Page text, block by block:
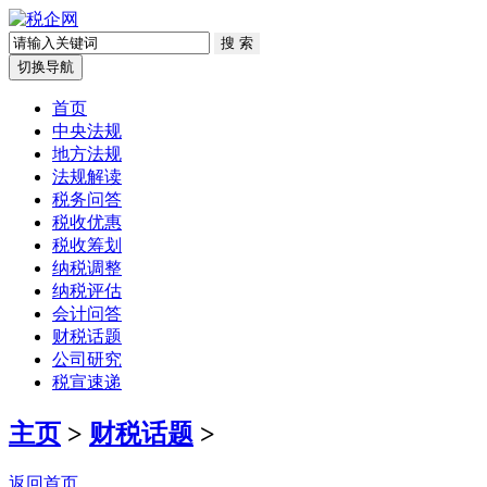
切换导航
首页
中央法规
地方法规
法规解读
税务问答
税收优惠
税收筹划
纳税调整
纳税评估
会计问答
财税话题
公司研究
税宣速递
主页 > 财税话题 >
返回首页